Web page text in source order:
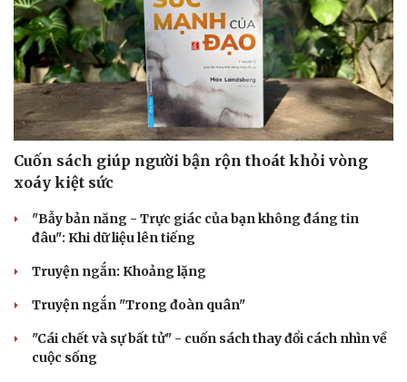
Cuốn sách giúp người bận rộn thoát khỏi vòng
xoáy kiệt sức
"Bẫy bản năng - Trực giác của bạn không đáng tin
đâu": Khi dữ liệu lên tiếng
Truyện ngắn: Khoảng lặng
Truyện ngắn "Trong đoàn quân"
"Cái chết và sự bất tử" - cuốn sách thay đổi cách nhìn về
cuộc sống